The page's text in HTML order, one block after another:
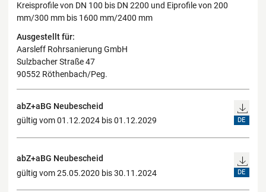
Kreisprofile von DN 100 bis DN 2200 und Eiprofile von 200
mm/300 mm bis 1600 mm/2400 mm
Ausgestellt für:
Aarsleff Rohrsanierung GmbH
Sulzbacher Straße 47
90552 Röthenbach/Peg.
abZ+aBG Neubescheid
gültig vom 01.12.2024 bis 01.12.2029
DE
abZ+aBG Neubescheid
gültig vom 25.05.2020 bis 30.11.2024
DE